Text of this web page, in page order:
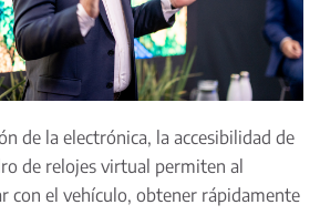
de la electrónica, la accesibilidad de
de relojes virtual permiten al
con el vehículo, obtener rápidamente